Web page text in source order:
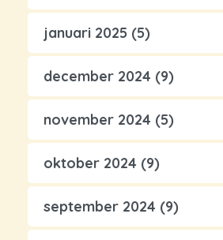
januari 2025 (5)
december 2024 (9)
november 2024 (5)
oktober 2024 (9)
september 2024 (9)